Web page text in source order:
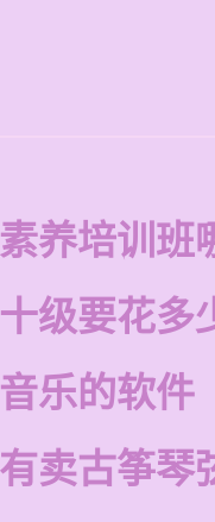
养培训班
级要花多
乐的软件
卖古筝琴